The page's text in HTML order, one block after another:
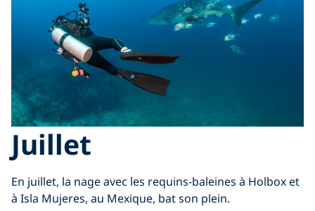
Juillet
En juillet, la nage avec les requins-baleines à Holbox et
à Isla Mujeres, au Mexique, bat son plein.